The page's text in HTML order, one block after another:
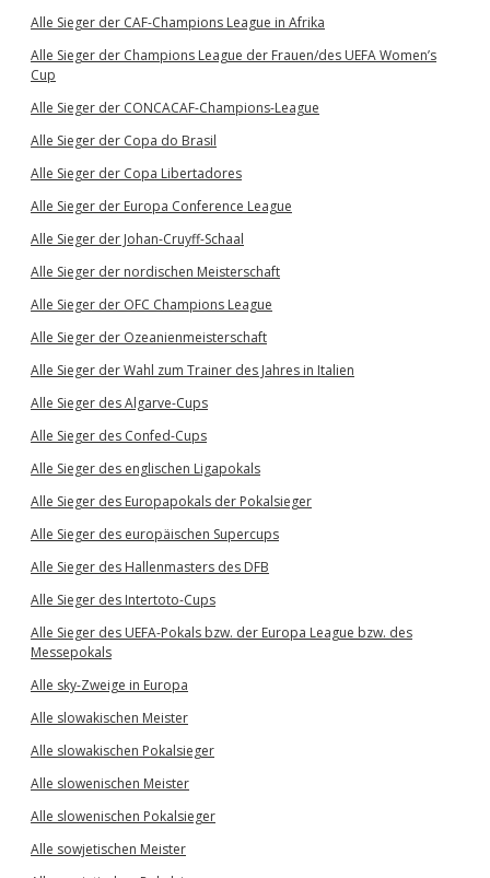
Alle Sieger der CAF-Champions League in Afrika
Alle Sieger der Champions League der Frauen/des UEFA Women’s
Cup
Alle Sieger der CONCACAF-Champions-League
Alle Sieger der Copa do Brasil
Alle Sieger der Copa Libertadores
Alle Sieger der Europa Conference League
Alle Sieger der Johan-Cruyff-Schaal
Alle Sieger der nordischen Meisterschaft
Alle Sieger der OFC Champions League
Alle Sieger der Ozeanienmeisterschaft
Alle Sieger der Wahl zum Trainer des Jahres in Italien
Alle Sieger des Algarve-Cups
Alle Sieger des Confed-Cups
Alle Sieger des englischen Ligapokals
Alle Sieger des Europapokals der Pokalsieger
Alle Sieger des europäischen Supercups
Alle Sieger des Hallenmasters des DFB
Alle Sieger des Intertoto-Cups
Alle Sieger des UEFA-Pokals bzw. der Europa League bzw. des
Messepokals
Alle sky-Zweige in Europa
Alle slowakischen Meister
Alle slowakischen Pokalsieger
Alle slowenischen Meister
Alle slowenischen Pokalsieger
Alle sowjetischen Meister